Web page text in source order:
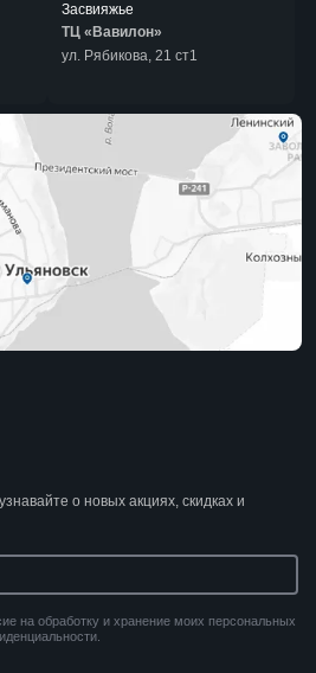
о новых акциях, скидках и
на обработку и хранение моих персональных
Засвияжье
ТЦ «Вавилон»
ул. Рябикова, 21 ст1